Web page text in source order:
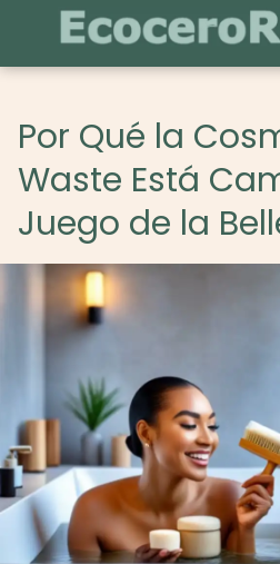
Por Qué la
Waste Está
Juego de la